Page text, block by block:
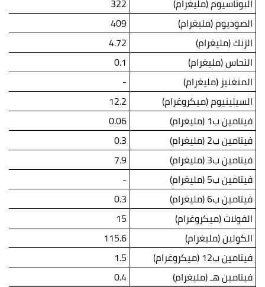
البوتاسيوم (مليغرام)
322
الصوديوم (مليغرام)
409
الزنك (مليغرام)
4.72
النحاس (مليغرام)
0.1
المنغنيز (مليغرام)
-
السيلينيوم (ميكروغرام)
12.2
فيتامين ب1 (مليغرام)
0.06
فيتامين ب2 (مليغرام)
0.3
فيتامين ب3 (مليغرام)
7.9
فيتامين ب5 (مليغرام)
-
فيتامين ب6 (مليغرام)
0.3
الفولات (ميكروغرام)
15
الكولين (مليغرام)
115.6
فيتامين ب12 (ميكروغرام)
1.5
فيتامين هـ (مليغرام)
0.4